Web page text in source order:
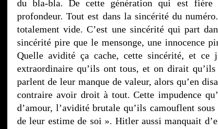
du bla-bla. De cette génération qui est fière
profondeur. Tout est dans la sincérité du
totalement vide. C’est une sincérité qui part
sincérité pire que le mensonge, une innocence
Quelle avidité ça cache, cette sincérité, et ce
extraordinaire qu’ils ont tous, et on dirait
parlent de leur manque de valeur, alors qu’en
contraire avoir droit à tout. Cette impudence
d’amour, l’avidité brutale qu’ils camouflent
de leur estime de soi ». Hitler aussi manquait